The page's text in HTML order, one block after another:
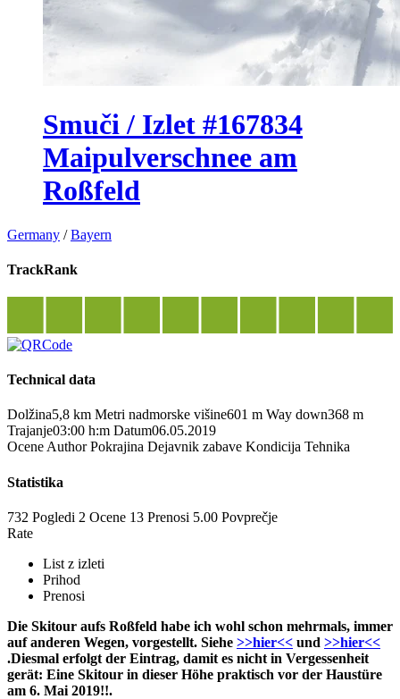
Smuči / Izlet #167834
Maipulverschnee am
Roßfeld
Germany /Bayern
TrackRank
Technical data
Dolžina5,8 km Metri nadmorske višine601 m Way down368 m
Trajanje03:00 h:m Datum06.05.2019
Ocene Author Pokrajina Dejavnik zabave Kondicija Tehnika
Statistika
732 Pogledi 2 Ocene 13 Prenosi 5.00 Povprečje
Rate
List z izleti
Prihod
Prenosi
Die Skitour aufs Roßfeld habe ich wohl schon mehrmals, immer
auf anderen Wegen, vorgestellt. Siehe >>hier<< und >>hier<<
.Diesmal erfolgt der Eintrag, damit es nicht in Vergessenheit
gerät: Eine Skitour in dieser Höhe praktisch vor der Haustüre
am 6. Mai 2019!!.